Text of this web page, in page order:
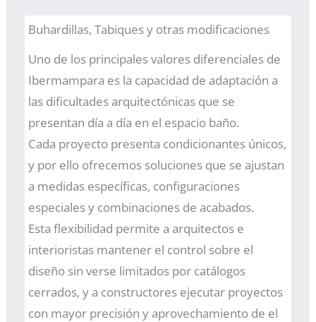
Buhardillas, Tabiques y otras modificaciones
Uno de los principales valores diferenciales de
Ibermampara es la capacidad de adaptación a
las dificultades arquitectónicas que se
presentan día a día en el espacio baño.
Cada proyecto presenta condicionantes únicos,
y por ello ofrecemos soluciones que se ajustan
a medidas específicas, configuraciones
especiales y combinaciones de acabados.
Esta flexibilidad permite a arquitectos e
interioristas mantener el control sobre el
diseño sin verse limitados por catálogos
cerrados, y a constructores ejecutar proyectos
con mayor precisión y aprovechamiento de el